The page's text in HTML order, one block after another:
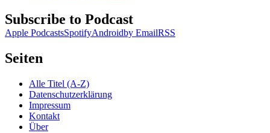
Subscribe to Podcast
Apple PodcastsSpotifyAndroidby EmailRSS
Seiten
Alle Titel (A-Z)
Datenschutzerklärung
Impressum
Kontakt
Über